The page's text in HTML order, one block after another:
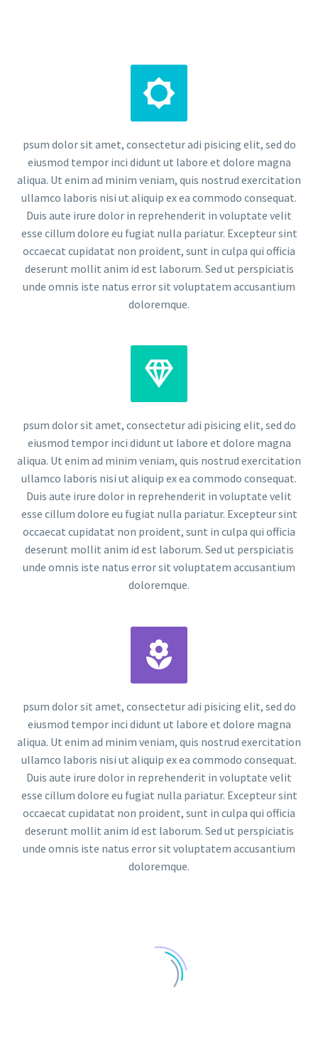


psum dolor sit amet, consectetur adi pisicing elit, sed do
eiusmod tempor inci didunt ut labore et dolore magna
aliqua. Ut enim ad minim veniam, quis nostrud exercitation
ullamco laboris nisi ut aliquip ex ea commodo consequat.
Duis aute irure dolor in reprehenderit in voluptate velit
esse cillum dolore eu fugiat nulla pariatur. Excepteur sint
occaecat cupidatat non proident, sunt in culpa qui officia
deserunt mollit anim id est laborum. Sed ut perspiciatis
unde omnis iste natus error sit voluptatem accusantium
doloremque.


psum dolor sit amet, consectetur adi pisicing elit, sed do
eiusmod tempor inci didunt ut labore et dolore magna
aliqua. Ut enim ad minim veniam, quis nostrud exercitation
ullamco laboris nisi ut aliquip ex ea commodo consequat.
Duis aute irure dolor in reprehenderit in voluptate velit
esse cillum dolore eu fugiat nulla pariatur. Excepteur sint
occaecat cupidatat non proident, sunt in culpa qui officia
deserunt mollit anim id est laborum. Sed ut perspiciatis
unde omnis iste natus error sit voluptatem accusantium
doloremque.


psum dolor sit amet, consectetur adi pisicing elit, sed do
eiusmod tempor inci didunt ut labore et dolore magna
aliqua. Ut enim ad minim veniam, quis nostrud exercitation
ullamco laboris nisi ut aliquip ex ea commodo consequat.
Duis aute irure dolor in reprehenderit in voluptate velit
esse cillum dolore eu fugiat nulla pariatur. Excepteur sint
occaecat cupidatat non proident, sunt in culpa qui officia
deserunt mollit anim id est laborum. Sed ut perspiciatis
unde omnis iste natus error sit voluptatem accusantium
doloremque.